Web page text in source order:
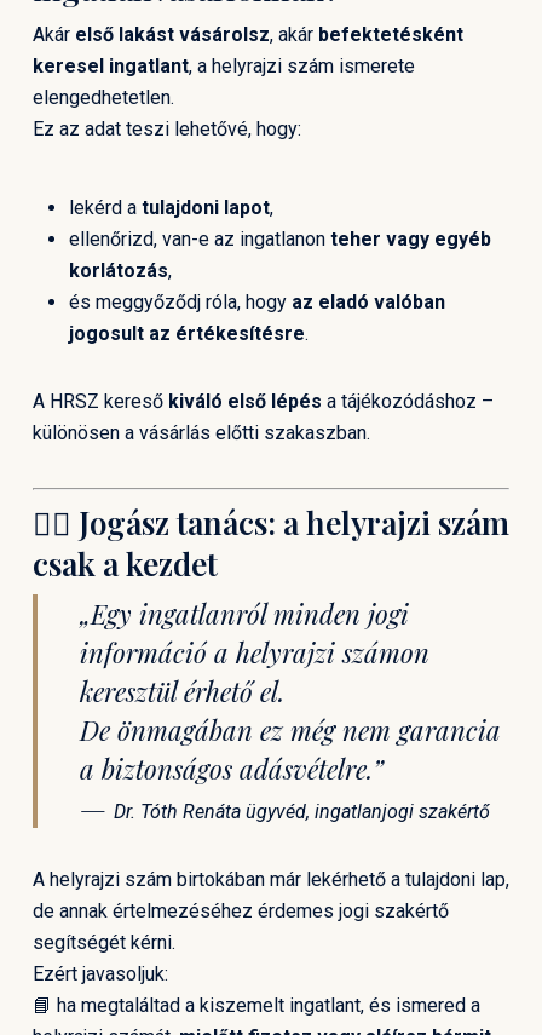
Akár első lakást vásárolsz, akár befektetésként
keresel ingatlant, a helyrajzi szám ismerete
elengedhetetlen.
Ez az adat teszi lehetővé, hogy:
lekérd a tulajdoni lapot,
ellenőrizd, van-e az ingatlanon teher vagy egyéb
korlátozás,
és meggyőződj róla, hogy az eladó valóban
jogosult az értékesítésre.
A HRSZ kereső kiváló első lépés a tájékozódáshoz –
különösen a vásárlás előtti szakaszban.
🧑‍⚖️ Jogász tanács: a helyrajzi szám
csak a kezdet
„Egy ingatlanról minden jogi
információ a helyrajzi számon
keresztül érhető el.
De önmagában ez még nem garancia
a biztonságos adásvételre.”
—Dr. Tóth Renáta ügyvéd, ingatlanjogi szakértő
A helyrajzi szám birtokában már lekérhető a tulajdoni lap,
de annak értelmezéséhez érdemes jogi szakértő
segítségét kérni.
Ezért javasoljuk:
📘 ha megtaláltad a kiszemelt ingatlant, és ismered a